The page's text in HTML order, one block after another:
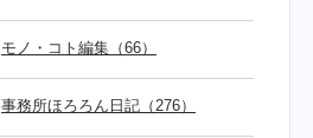
モノ・コト編集（66）
事務所ほろろん日記（276）